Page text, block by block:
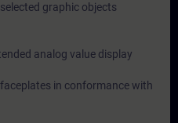
graphic objects
analog value display
in conformance with